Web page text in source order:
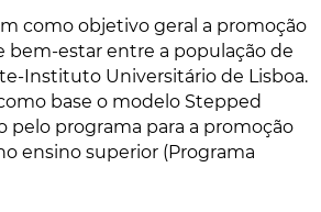
como objetivo geral a promoção
bem-estar entre a população de
Instituto Universitário de Lisboa.
base o modelo Stepped
pelo programa para a promoção
ensino superior (Programa